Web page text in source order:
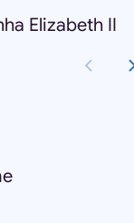
Elizabeth II